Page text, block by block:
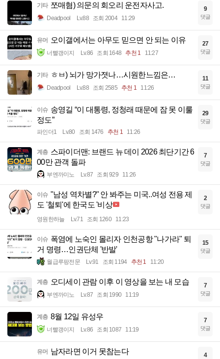
기타 쪼매혐) 의문의 회오리 운전자사고.
Deadpool Lv.88 조회 2004 11:29
9
댓글
유머 오이갤에서는 아무도 믿으면 안 되는 이유
너빨갱이지 Lv.86 조회 1648 추천 1 11:27
27
댓글
기타 ㅎㅂ) 뇌가 망가졋나…시원한느낌은…
Deadpool Lv.88 조회 2585 추천 1 11:26
11
댓글
이슈 송영길 “이 대통령, 정청래 때문에 잠 못 이룰
정도”
파인더1 Lv.80 조회 1476 추천 1 11:26
29
댓글
계층 스파이더맨: 브랜드 뉴 데이 2026 최단기간 6
00만 관객 돌파
부엔까미노 Lv.87 조회 929 11:26
7
댓글
이슈 "남성 역차별?" 안 봐주는 미국..여성 전용 제
도 '철퇴'에 한국도 '비상
영원한하늘 Lv.71 조회 1260 11:23
2
댓글
이슈 폭염에 노숙인 몰리자 인천공항 "나가라" 퇴
거 명령…인권단체 '반발'
월급루팡전문 Lv.91 조회 1194 추천 1 11:20
15
댓글
계층 오디세이 관람 이후 이 영상을 보는 내 모습
부엔까미노 Lv.87 조회 1990 11:19
7
댓글
계층 8월 12일 유성우
너빨갱이지 Lv.86 조회 1087 11:19
7
댓글
유머 남자라면 이거 못참는다 4